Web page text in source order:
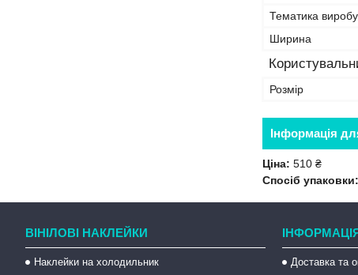
Тематика виробу
Ширина
Розмір
Інформація
Ціна: 510 ₴
Спосіб упаковки:
ВІНІЛОВІ НАКЛЕЙКИ
Наклейки на холодильник
Доставка та